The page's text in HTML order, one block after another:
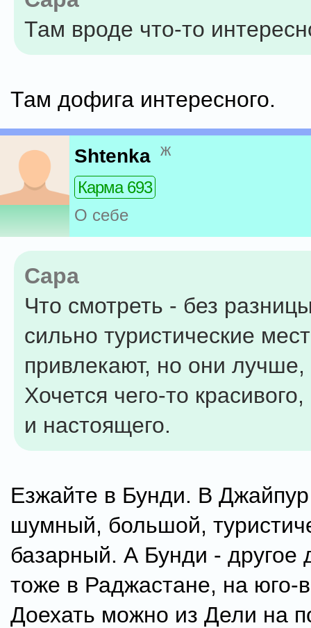
Там вроде что-то
Там дофига интересного.
Shtenka ж
Карма 693
О себе
Capa
Что смотреть - без
сильно туристические
привлекают, но они лучше,
Хочется чего-то
и настоящего.
Езжайте в Бунди. В
шумный, большой,
базарный. А Бунди - другое
тоже в Раджастане, на юго-
Доехать можно из Дели на